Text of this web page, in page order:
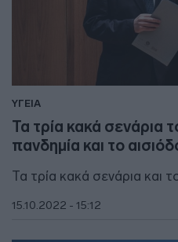
ΥΓΕΙΑ
Τα τρία κακά σενάρια
πανδημία και το
Τα τρία κακά σενάρια και
15.10.2022 - 15:12